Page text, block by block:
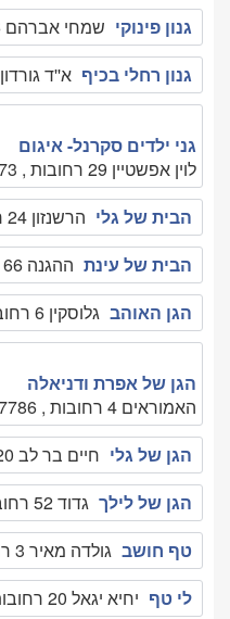
גנון פינוקי שמחי אברהם 16 רחובות , 089459534
גנון רחלי בכיף א''ד גורדון 7 רחובות , 089468448
גני ילדים סקרנל- איגום
לוין אפשטיין 29 רחובות , 089469273
הבית של גלי הרשנזון 24 רחובות , 0528555723
הבית של עינת ההגנה 66 רחובות , 0523897915
הגן האוהב גלוסקין 6 רחובות , 0545861311
הגן של אפרת ודניאלה
האמוראים 4 רחובות , 0547767786
הגן של גלי חיים בר לב 20 רחובות , 0504439144
הגן של לילך גדוד 52 רחובות , 0547600216
טף חושב גולדה מאיר 3 רחובות , 089301553
לי טף יחיא יגאל 20 רחובות , 089458138